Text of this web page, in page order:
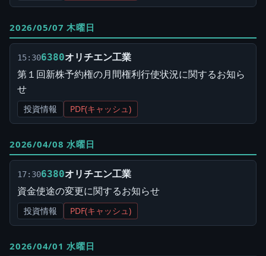
2026/05/07 木曜日
15:306380オリチエン工業
第１回新株予約権の月間権利行使状況に関するお知ら
せ
投資情報 PDF(キャッシュ)
2026/04/08 水曜日
17:306380オリチエン工業
資金使途の変更に関するお知らせ
投資情報 PDF(キャッシュ)
2026/04/01 水曜日